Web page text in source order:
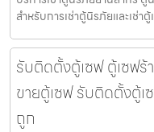
สำหรับการเช่าตู้นิรภัยและเช่าตู้
รับติดตั้งตู้เซฟ ตู้เซฟร้
ขายตู้เซฟ รับติดตั้งตู้
ถูก